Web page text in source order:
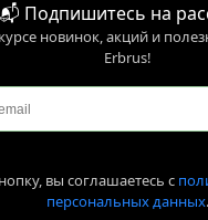
📬 Подпишитесь на
новинок, акций и
Erbrus!
вы соглашаетесь с
персональных данных.